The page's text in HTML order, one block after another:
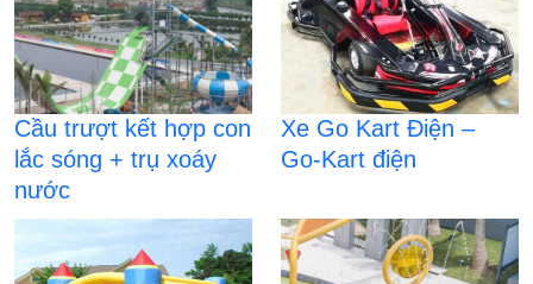
Cầu trượt kết hợp con
lắc sóng + trụ xoáy
nước
Xe Go Kart Điện –
Go-Kart điện